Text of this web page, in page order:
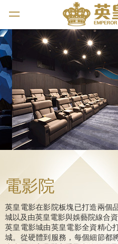
電影院
英皇電影在影院板塊已打造兩個
城以及由英皇電影與娛藝院線合資
英皇電影城由英皇電影全資精心
城。從硬體到服務，每個細節都